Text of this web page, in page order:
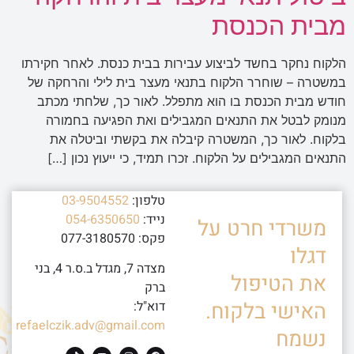
מבית הכנסת
הלקוח נחקר בחשד לביצוע עבירות בבית כנסת. לאחר חקירתו
במשטרה – שוחרר הלקוח בתנאי מעצר בית לילי והרחקה של
חודש מבית הכנסת בו הוא מתפלל. לאור כך, שלחתי מכתב
מנומק לבטל את התנאים המגבילים ואת הפגיעה בחמורה
בלקוח. לאור כך, המשטרה קיבלה את בקשתי וביטלה את
התנאים המגבילים על הלקוח. זכרו תמיד, כי ייעוץ נכון […]
משרדי חרט על
דגלו
את הטיפול
האישי בלקוח.
נשמח
טלפון: 03-9504552
נייד: 054-6350650
פקס: 077-3180570
מצדה 7, מגדל ב.ס.ר 4, בני
ברק
דוא"ל:
refaelczik.adv@gmail.com